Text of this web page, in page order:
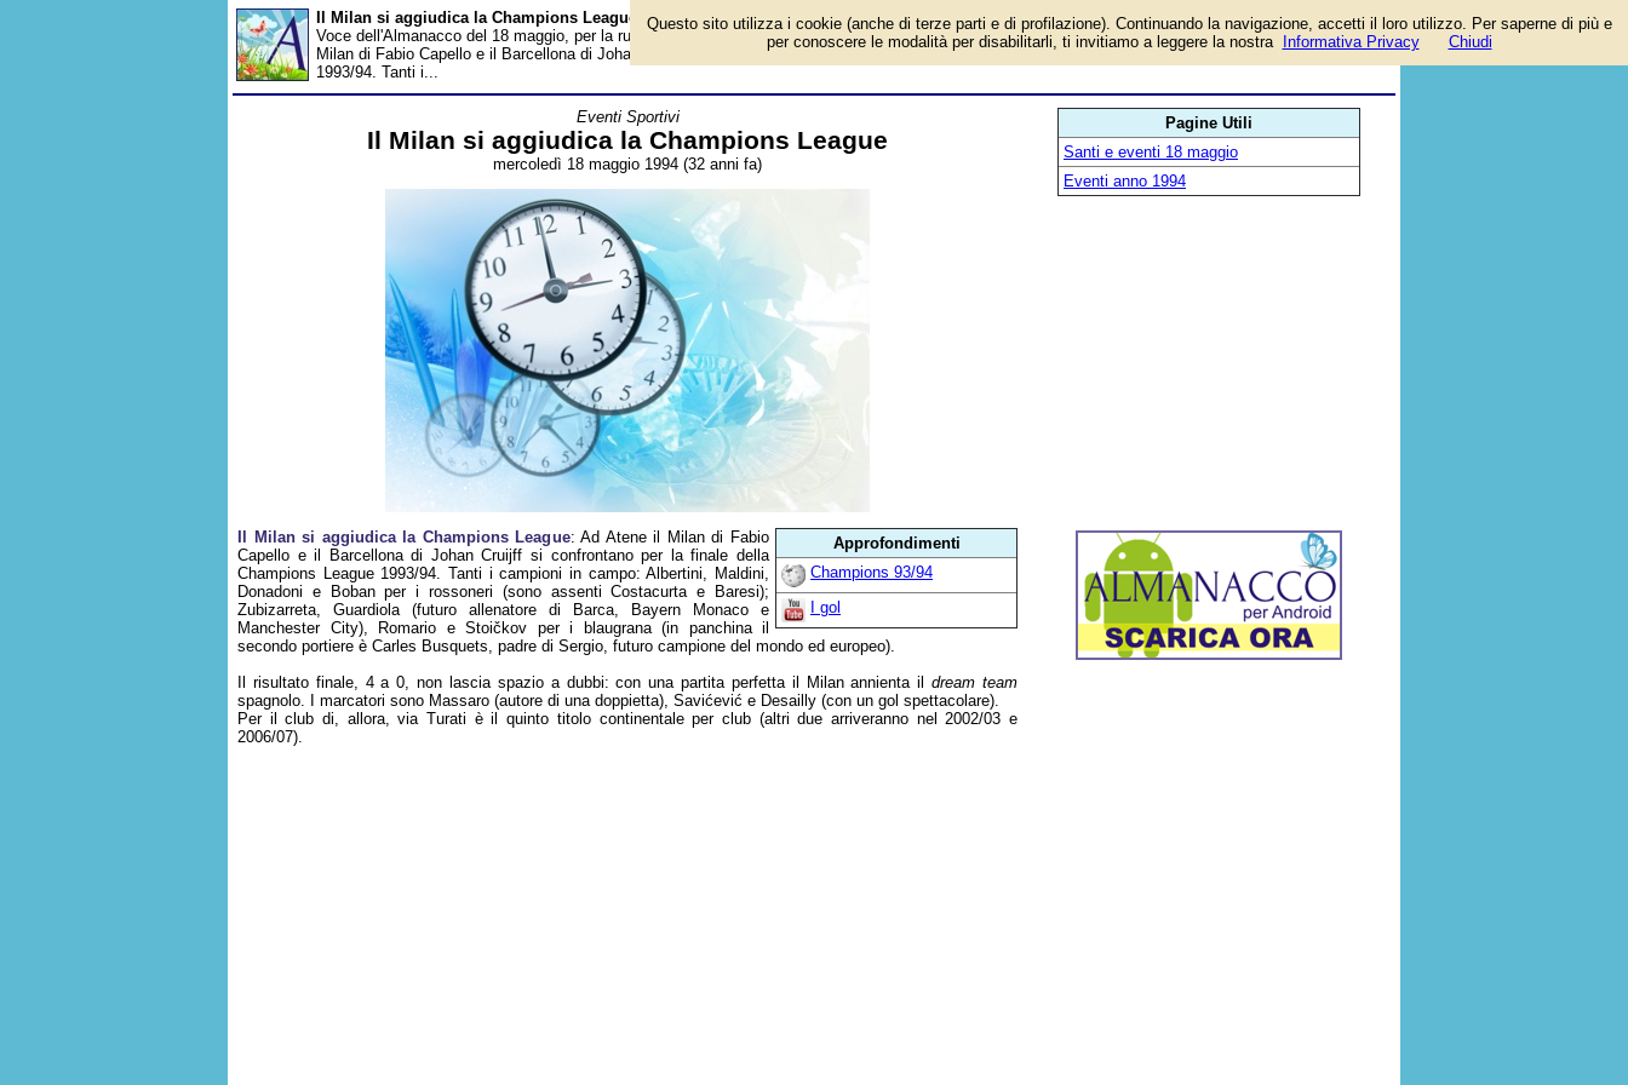
Il Milan si aggiudica la Champions League - Almanacco
Voce dell'Almanacco del 18 maggio, per la rubrica 'Eventi Sportivi'. Evento avvenuto 32 anni fa. Ad Atene il
Milan di Fabio Capello e il Barcellona di Johan Cruijff si confrontano per la finale della Champions League
1993/94. Tanti i...
Eventi Sportivi
Il Milan si aggiudica la Champions League
mercoledì 18 maggio 1994 (32 anni fa)
Approfondimenti
Champions 93/94
I gol
Il Milan si aggiudica la Champions League: Ad Atene il Milan di Fabio
Capello e il Barcellona di Johan Cruijff si confrontano per la finale della
Champions League 1993/94. Tanti i campioni in campo: Albertini, Maldini,
Donadoni e Boban per i rossoneri (sono assenti Costacurta e Baresi);
Zubizarreta, Guardiola (futuro allenatore di Barca, Bayern Monaco e
Manchester City), Romario e Stoičkov per i blaugrana (in panchina il
secondo portiere è Carles Busquets, padre di Sergio, futuro campione del mondo ed europeo).
Il risultato finale, 4 a 0, non lascia spazio a dubbi: con una partita perfetta il Milan annienta ildream team
spagnolo. I marcatori sono Massaro (autore di una doppietta), Savićević e Desailly (con un gol spettacolare).
Per il club di, allora, via Turati è il quinto titolo continentale per club (altri due arriveranno nel 2002/03 e
2006/07).
Pagine Utili
Santi e eventi 18 maggio
Eventi anno 1994
Questo sito utilizza i cookie (anche di terze parti e di profilazione). Continuando la navigazione, accetti il loro utilizzo. Per saperne di più e
per conoscere le modalità per disabilitarli, ti invitiamo a leggere la nostra
Informativa Privacy Chiudi